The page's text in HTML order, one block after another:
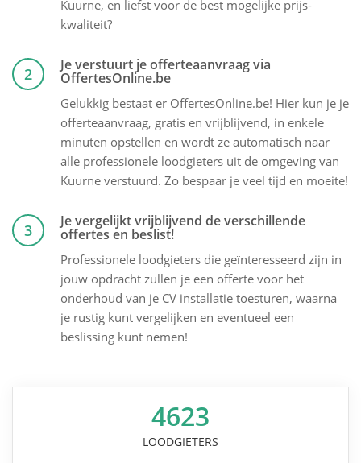
Kuurne, en liefst voor de best mogelijke prijs-
kwaliteit?
2 Je verstuurt je offerteaanvraag via
OffertesOnline.be
Gelukkig bestaat er OffertesOnline.be! Hier kun je je
offerteaanvraag, gratis en vrijblijvend, in enkele
minuten opstellen en wordt ze automatisch naar
alle professionele loodgieters uit de omgeving van
Kuurne verstuurd. Zo bespaar je veel tijd en moeite!
3 Je vergelijkt vrijblijvend de verschillende
offertes en beslist!
Professionele loodgieters die geïnteresseerd zijn in
jouw opdracht zullen je een offerte voor het
onderhoud van je CV installatie toesturen, waarna
je rustig kunt vergelijken en eventueel een
beslissing kunt nemen!
4623
LOODGIETERS